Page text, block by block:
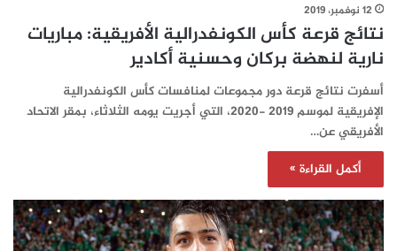
12 نوفمبر، 2019
نتائج قرعة كأس الكونفدرالية الأفريقية: مباريات
نارية لنهضة بركان وحسنية أكادير‎
أسفرت نتائج قرعة دور مجموعات لمنافسات كأس الكونفدرالية
الإفريقية لموسم 2019 -2020، التي أجريت يومه الثلاثاء، بمقر الاتحاد
الأفريقي عن…
أكمل القراءة »